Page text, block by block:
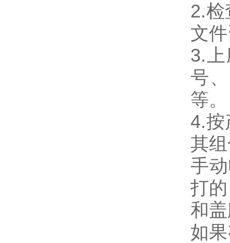
2.检
文
3.
号
等
4.按
其
手
打
和
如